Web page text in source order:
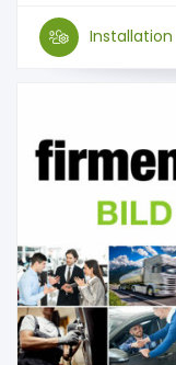
Installation